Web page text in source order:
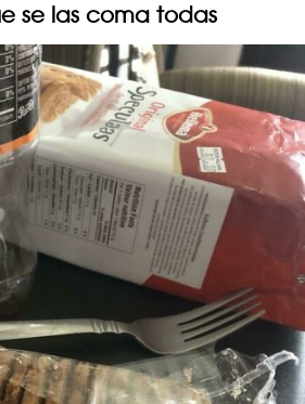
se las coma todas